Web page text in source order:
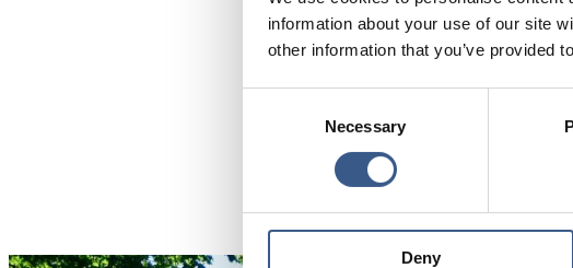
information about your use of our site
other information that you’ve provided
Necessary
Deny
kommunanställd eller
för en minderårig, lärare,
Evenemanget Integration är
i Tammerforshuset.